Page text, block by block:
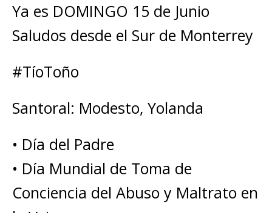
Ya es DOMINGO 15 de Junio
Saludos desde el Sur de Monterrey
#TíoToño
Santoral: Modesto, Yolanda
• Día del Padre
• Día Mundial de Toma de
Conciencia del Abuso y Maltrato en